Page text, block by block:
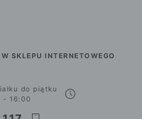
SKLEPU INTERNETOWEGO
do piątku
- 16:00